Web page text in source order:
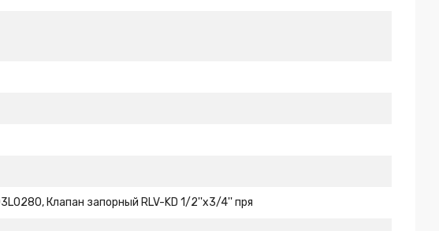
Клапан запорный RLV-KD 1/2''x3/4'' пря